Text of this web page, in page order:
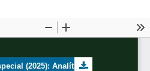
v. 10 n. Especial (2025): Analíticos do Grupo de Pesquisa em Conflitos Constitucionais Socioeconômicos